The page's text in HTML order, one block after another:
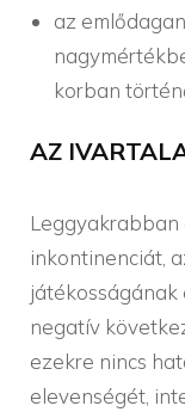
az
korban
AZ
Leggyakrabban
inkontinenciát,
negatív
ezekre nincs
elevenségét,